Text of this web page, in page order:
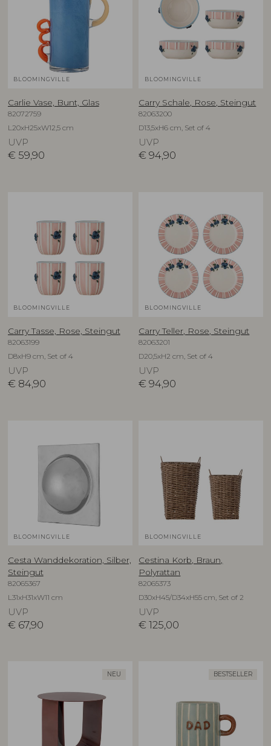
BLOOMINGVILLE
Carlie Vase, Bunt, Glas
82072759
L20xH25xW12,5 cm
UVP
€ 59,90
BLOOMINGVILLE
Carry Schale, Rose, Steingut
82063200
D13,5xH6 cm, Set of 4
UVP
€ 94,90
BLOOMINGVILLE
Carry Tasse, Rose, Steingut
82063199
D8xH9 cm, Set of 4
UVP
€ 84,90
BLOOMINGVILLE
Carry Teller, Rose, Steingut
82063201
D20,5xH2 cm, Set of 4
UVP
€ 94,90
BLOOMINGVILLE
Cesta Wanddekoration, Silber,
Steingut
82065367
L31xH31xW11 cm
UVP
€ 67,90
BLOOMINGVILLE
Cestina Korb, Braun,
Polyrattan
82065373
D30xH45/D34xH55 cm, Set of 2
UVP
€ 125,00
NEU BESTSELLER